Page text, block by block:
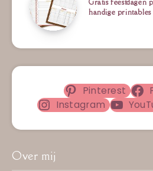
Gratis feestdagen
handige printables
Pinterest
Instagram
Over mij